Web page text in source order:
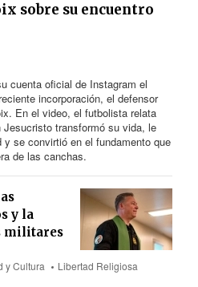
sobre su encuentro
cuenta oficial de Instagram el
incorporación, el defensor
En el video, el futbolista relata
transformó su vida, le
y se convirtió en el fundamento que
de las canchas.
y la
militares
y Cultura
Libertad Religiosa